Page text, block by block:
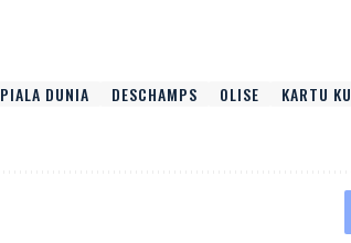
PIALA DUNIA DESCHAMPS OLISE KARTU